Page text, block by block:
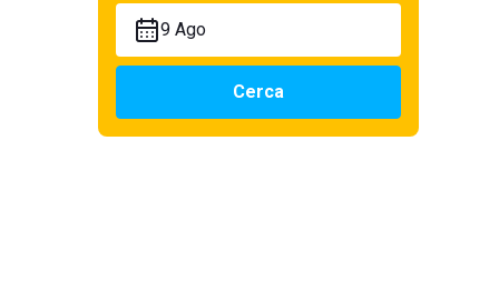
9 Ago
Cerca